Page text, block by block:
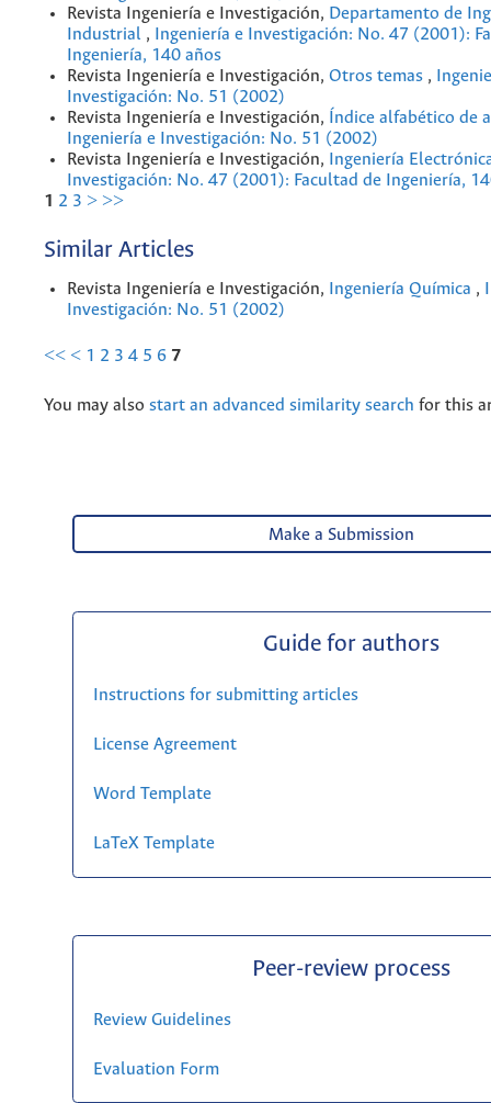
Revista Ingeniería e Investigación, Departamento de
Industrial ,
Ingeniería e Investigación: No. 47 (2001):
Ingeniería, 140 años
Revista Ingeniería e Investigación, Otros temas ,
Investigación: No. 51 (2002)
Revista Ingeniería e Investigación,
Índice alfabético de
Ingeniería e Investigación: No. 51 (2002)
Revista Ingeniería e Investigación,
Ingeniería
Investigación: No. 47 (2001): Facultad de Ingeniería,
1 2 3 > >>
Similar Articles
Revista Ingeniería e Investigación, Ingeniería Química ,
Investigación: No. 51 (2002)
<< < 1 2 3 4 5 6 7
You may also start an advanced similarity search for this
Make a Submission
Guide for authors
Instructions for submitting articles
License Agreement
Word Template
LaTeX Template
Peer-review process
Review Guidelines
Evaluation Form